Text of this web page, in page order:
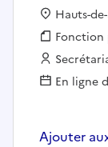
Hauts-
Fonction
Fonction
En ligne
Ajouter